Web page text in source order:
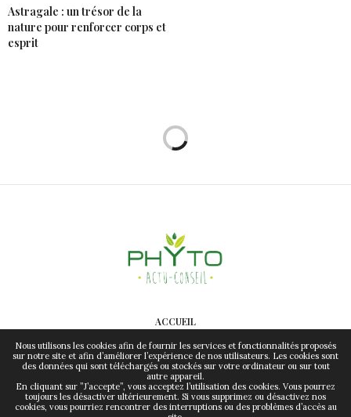
Astragale : un trésor de la
nature pour renforcer corps et
esprit
ACCUEIL
CONTACT
MENTIONS LÉGALES & RGPD
Nous utilisons les cookies afin de fournir les services et fonctionnalités proposés
sur notre site et afin d’améliorer l’expérience de nos utilisateurs. Les cookies sont
des données qui sont téléchargés ou stockés sur votre ordinateur ou sur tout
autre appareil.
En cliquant sur ”J’accepte”, vous acceptez l’utilisation des cookies. Vous pourrez
toujours les désactiver ultérieurement. Si vous supprimez ou désactivez nos
cookies, vous pourriez rencontrer des interruptions ou des problèmes d’accès au